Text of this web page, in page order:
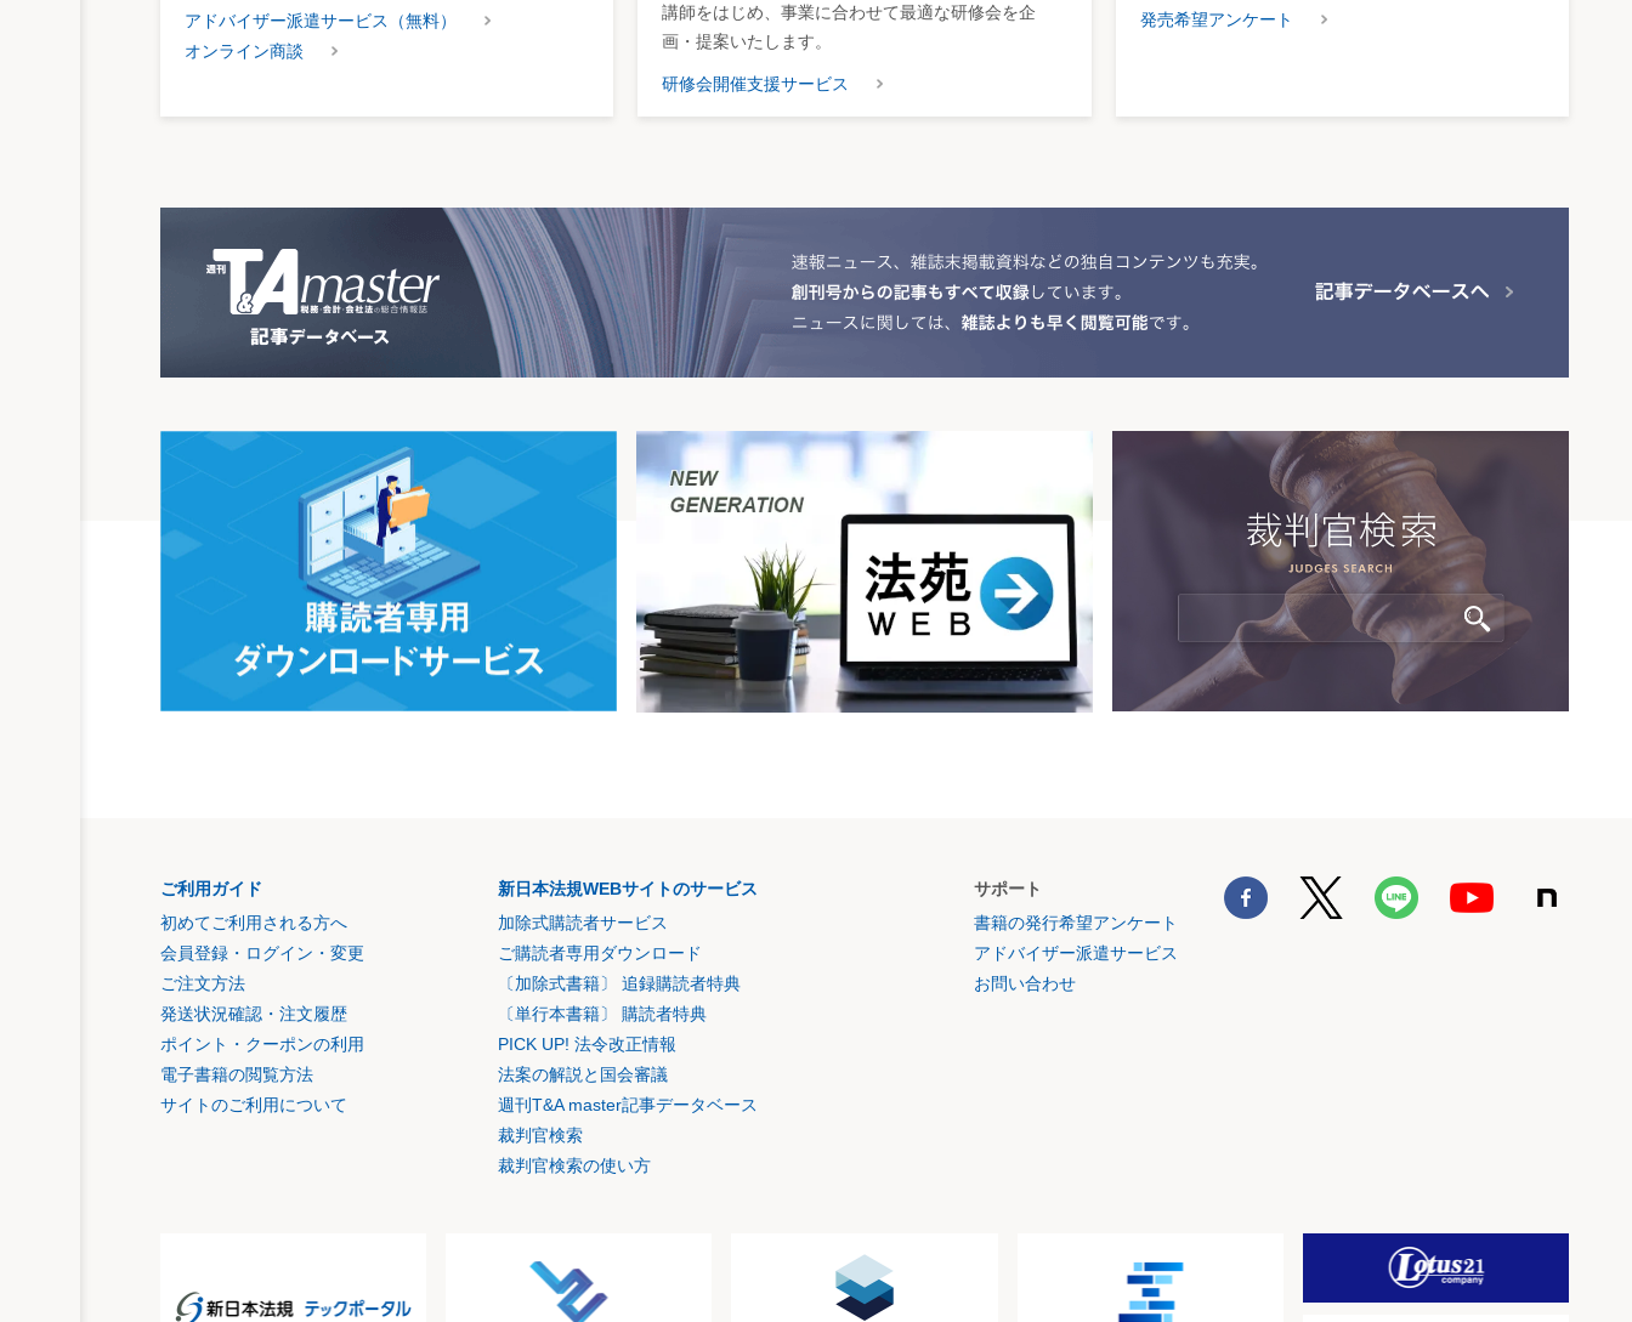
アドバイザー派遣サービス（無料）
オンライン商談
講師をはじめ、事業に合わせて最適な研修会を企
画・提案いたします。
研修会開催支援サービス
発売希望アンケート
ご利用ガイド
初めてご利用される方へ
会員登録・ログイン・変更
ご注文方法
発送状況確認・注文履歴
ポイント・クーポンの利用
電子書籍の閲覧方法
サイトのご利用について
新日本法規WEBサイトのサービス
加除式購読者サービス
ご購読者専用ダウンロード
〔加除式書籍〕 追録購読者特典
〔単行本書籍〕 購読者特典
PICK UP! 法令改正情報
法案の解説と国会審議
週刊T&A master記事データベース
裁判官検索
裁判官検索の使い方
サポート
書籍の発行希望アンケート
アドバイザー派遣サービス
お問い合わせ